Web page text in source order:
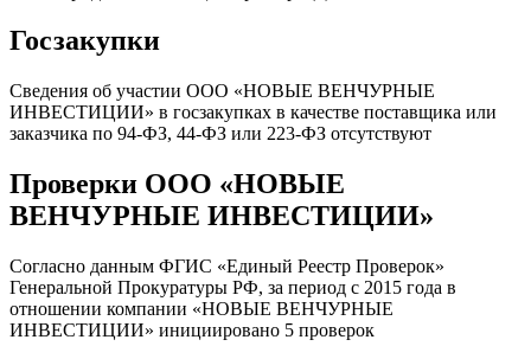
Госзакупки
Сведения об участии ООО «НОВЫЕ ВЕНЧУРНЫЕ
ИНВЕСТИЦИИ» в госзакупках в качестве поставщика или
заказчика по 94-ФЗ, 44-ФЗ или 223-ФЗ отсутствуют
Проверки ООО «НОВЫЕ
ВЕНЧУРНЫЕ ИНВЕСТИЦИИ»
Согласно данным ФГИС «Единый Реестр Проверок»
Генеральной Прокуратуры РФ, за период с 2015 года в
отношении компании «НОВЫЕ ВЕНЧУРНЫЕ
ИНВЕСТИЦИИ» инициировано 5 проверок